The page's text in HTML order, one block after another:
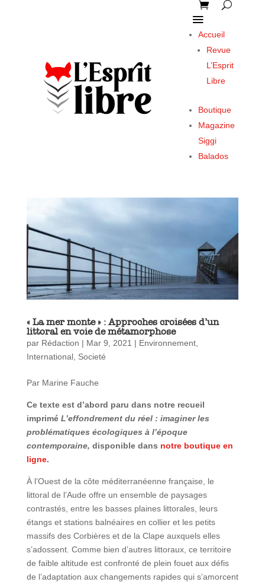
Accueil
Revue
L’Esprit
Libre
Boutique
Magazine
Siggi
Balados
« La mer monte » : Approches croisées d’un
littoral en voie de métamorphose
par Rédaction | Mar 9, 2021 | Environnement,
International, Societé
Par Marine Fauche
Ce texte est d’abord paru dans notre recueil
imprimé L’effondrement du réel : imaginer les
problématiques écologiques à l’époque
contemporaine, disponible dans notre boutique en
ligne.
À l’Ouest de la côte méditerranéenne française, le
littoral de l’Aude offre un ensemble de paysages
contrastés, entre les basses plaines littorales, leurs
étangs et stations balnéaires en collier et les petits
massifs des Corbières et de la Clape auxquels elles
s’adossent. Comme bien d’autres littoraux, ce territoire
de faible altitude est confronté de plein fouet aux défis
de l’adaptation aux changements rapides qui s’amorcent